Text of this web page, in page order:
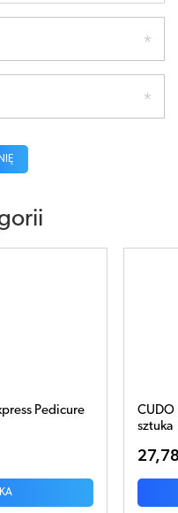
do stóp mint x1